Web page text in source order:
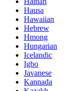
Hausa
Hawaiian
Hebrew
Hmong
Hungarian
Icelandic
Igbo
Javanese
Kannada